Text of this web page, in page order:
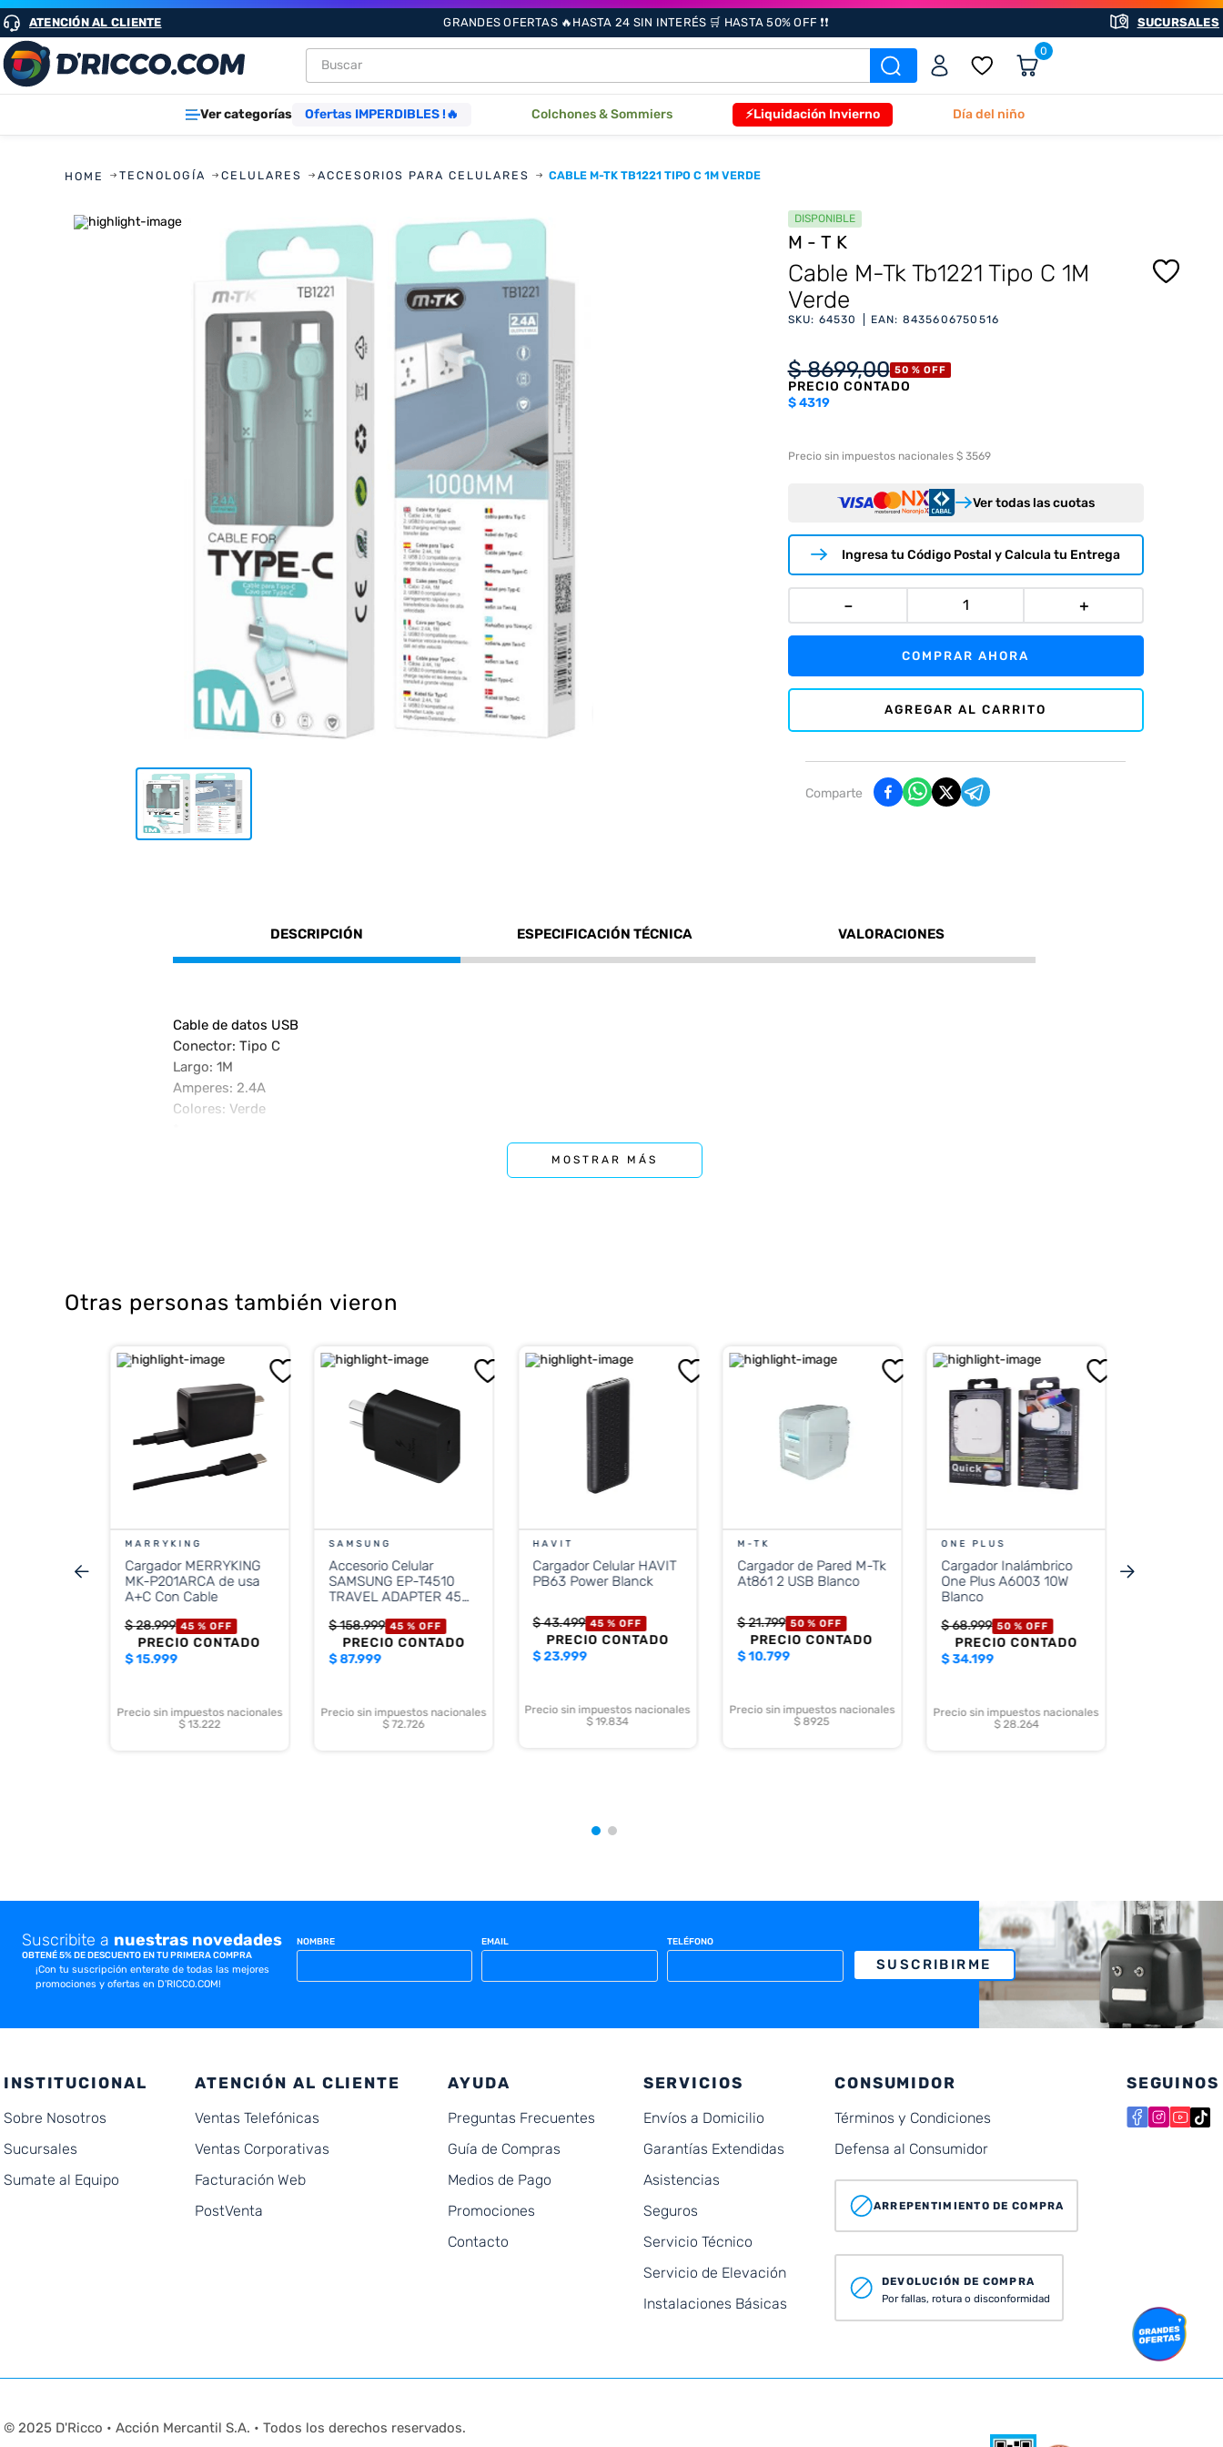
ATENCIÓN AL CLIENTE GRANDES OFERTAS 🔥HASTA 24 SIN INTERÉS 🛒 HASTA 50% OFF ❗❗ SUCURSALES
Buscar 0
Ver categorías Ofertas IMPERDIBLES !🔥 Colchones & Sommiers ⚡Liquidación Invierno Día del niño
TECNOLOGÍA CELULARES ACCESORIOS PARA CELULARES CABLE M-TK TB1221 TIPO C 1M VERDE
DISPONIBLE
M-TK
Cable M-Tk Tb1221 Tipo C 1M
Verde
SKU: 64530 EAN: 8435606750516
$ 8699,00 50 % OFF
PRECIO CONTADO
$4319
Precio sin impuestos nacionales $ 3569
Ver todas las cuotas
Ingresa tu Código Postal y Calcula tu Entrega
＋
－
COMPRAR AHORA
AGREGAR AL CARRITO
Comparte
DESCRIPCIÓN ESPECIFICACIÓN TÉCNICA VALORACIONES
Cable de datos USB
Conector: Tipo C
Largo: 1M
Amperes: 2.4A
Colores: Verde
MOSTRAR MÁS
Otras personas también vieron
nacionales
MARRYKING
Cargador MERRYKING
MK-P201ARCA de usa
A+C Con Cable
$28.999 45 %OFF
PRECIO CONTADO
$15.999
Precio sin impuestos nacionales
$ 13.222
SAMSUNG
Accesorio Celular
SAMSUNG EP-T4510
TRAVEL ADAPTER 45W
$158.999 45 % OFF
PRECIO CONTADO
$87.999
Precio sin impuestos nacionales
$ 72.726
HAVIT
Cargador Celular HAVIT
PB63 Power Blanck
$43.499 45 % OFF
PRECIO CONTADO
$23.999
Precio sin impuestos nacionales
$ 19.834
M-TK
Cargador de Pared M-Tk
At861 2 USB Blanco
$21.799 50 %OFF
PRECIO CONTADO
$10.799
Precio sin impuestos nacionales
$ 8925
ONE PLUS
Cargador Inalámbrico
One Plus A6003 10W
Blanco
$68.999 50 % OFF
PRECIO CONTADO
$34.199
Precio sin impuestos nacionales
$ 28.264
Suscribite a nuestras novedades
OBTENÉ 5% DE DESCUENTO EN TU PRIMERA COMPRA
¡Con tu suscripción enterate de todas las mejores
promociones y ofertas en D'RICCO.COM!
NOMBRE EMAIL TELÉFONO
SUSCRIBIRME
INSTITUCIONAL
Sobre Nosotros
Sucursales
Sumate al Equipo
ATENCIÓN AL CLIENTE
Ventas Telefónicas
Ventas Corporativas
Facturación Web
PostVenta
AYUDA
Preguntas Frecuentes
Guía de Compras
Medios de Pago
Promociones
Contacto
SERVICIOS
Envíos a Domicilio
Garantías Extendidas
Asistencias
Seguros
Servicio Técnico
Servicio de Elevación
Instalaciones Básicas
CONSUMIDOR
Términos y Condiciones
Defensa al Consumidor
ARREPENTIMIENTO DE COMPRA
DEVOLUCIÓN DE COMPRA
Por fallas, rotura o disconformidad
SEGUINOS
© 2025 D'Ricco • Acción Mercantil S.A. • Todos los derechos reservados.
TÉRMINOS MÁS BUSCADOS
1. heladeras
4. cocinas
6.
.
heladera
freidora aire
placard